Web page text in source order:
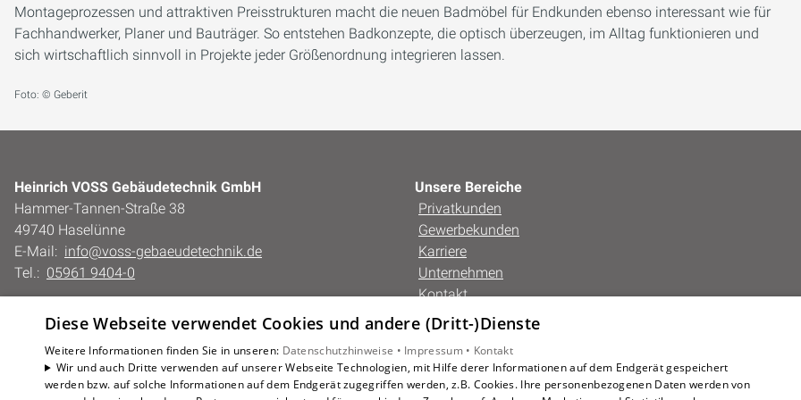
Montageprozessen und attraktiven Preisstrukturen macht die neuen Badmöbel für Endkunden ebenso interessant wie für
Fachhandwerker, Planer und Bauträger. So entstehen Badkonzepte, die optisch überzeugen, im Alltag funktionieren und
sich wirtschaftlich sinnvoll in Projekte jeder Größenordnung integrieren lassen.
Foto: © Geberit
Heinrich VOSS Gebäudetechnik GmbH
Hammer-Tannen-Straße 38
49740 Haselünne
E-Mail: info@voss-gebaeudetechnik.de
Tel.: 05961 9404-0
Barrierefreiheitserklärung
Datenschutzerklärung
AGB
Unsere Bereiche
Privatkunden
Gewerbekunden
Karriere
Unternehmen
Kontakt
Diese Webseite verwendet Cookies und andere (Dritt-)Dienste
Weitere Informationen finden Sie in unseren: Datenschutzhinweise • Impressum • Kontakt
Wir und auch Dritte verwenden auf unserer Webseite Technologien, mit Hilfe derer Informationen auf dem Endgerät gespeichert
werden bzw. auf solche Informationen auf dem Endgerät zugegriffen werden, z.B. Cookies. Ihre personenbezogenen Daten werden von